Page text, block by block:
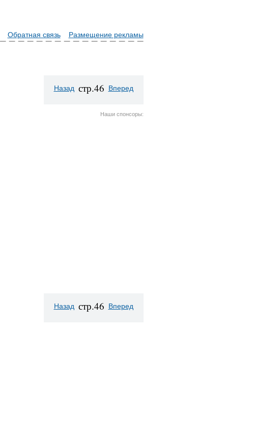
Обратная связь Размещение рекламы
Назад стр.46 Вперед
Наши спонсоры:
Назад стр.46 Вперед